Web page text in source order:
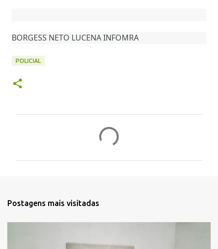
BORGESS NETO LUCENA INFOMRA
POLICIAL
r
Postagens mais visitadas